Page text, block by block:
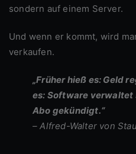
sondern auf einem Server.
Und wenn er kommt, wird man ihn als Fortschritt
verkaufen.
„Früher hieß es: Geld regiert die Welt. Heute heißt
es: Software verwaltet
Abo gekündigt.“
– Alfred-Walter von